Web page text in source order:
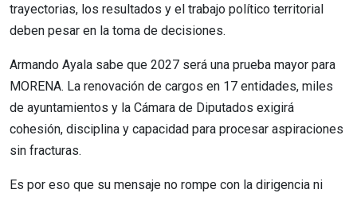
trayectorias, los resultados y el trabajo político territorial
deben pesar en la toma de decisiones.
Armando Ayala sabe que 2027 será una prueba mayor para
MORENA. La renovación de cargos en 17 entidades, miles
de ayuntamientos y la Cámara de Diputados exigirá
cohesión, disciplina y capacidad para procesar aspiraciones
sin fracturas.
Es por eso que su mensaje no rompe con la dirigencia ni